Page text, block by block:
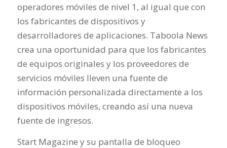
operadores móviles de nivel 1, al igual que con
los fabricantes de dispositivos y
desarrolladores de aplicaciones. Taboola News
crea una oportunidad para que los fabricantes
de equipos originales y los proveedores de
servicios móviles lleven una fuente de
información personalizada directamente a los
dispositivos móviles, creando así una nueva
fuente de ingresos.
Start Magazine y su pantalla de bloqueo